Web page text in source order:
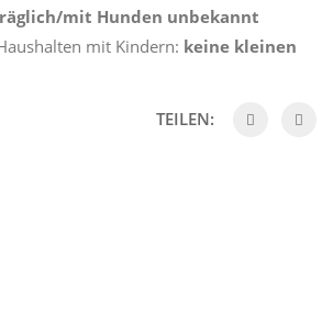
mit Hunden unbekannt
mit Kindern: keine kleinen
TEILEN: